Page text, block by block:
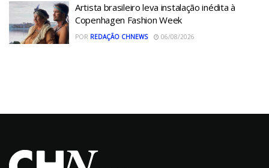
Artista brasileiro leva instalação inédita à
Copenhagen Fashion Week
POR REDAÇÃO CHNEWS 06/08/2026